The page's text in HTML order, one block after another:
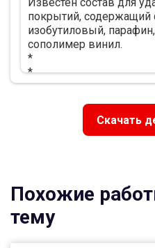
3.3 Расчет
рабочих основных
3.4 Расчет
4 Расчет
5 Расчет фонда
21
5.1 Расчет фонда
5.2 Расчет фонда
5.3 Сводные
7 Технико-
определение
проектируемого
Заключение 33
Список литературы 34
Известен состав для
покрытий, содержащий
изобутиловый,
сополимер винил.
*
*
2 Расчет сметной
2.1 Расчет сметной
сооружений
одном цехе вместе.
зданий задан по
Производственные,
служебно-бытовые
заданию, объем в 2386
Скачать
Похожие
тему